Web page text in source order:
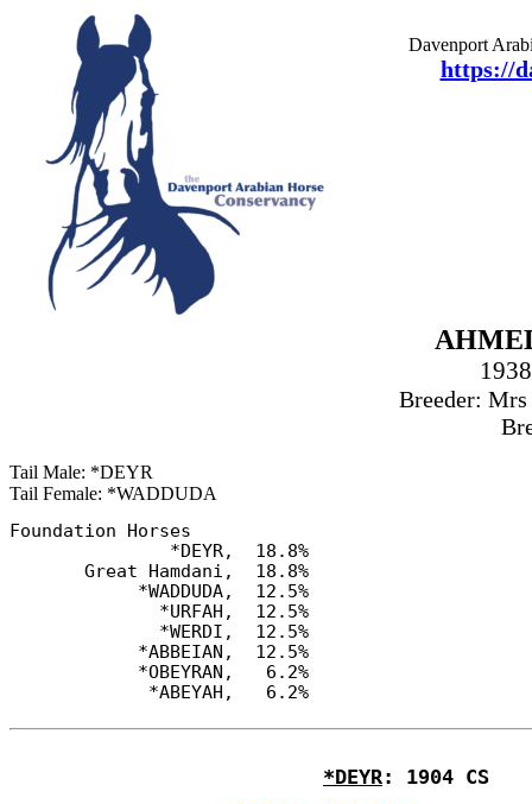
Davenport
https://
Breeder: Mrs
Tail Male: *DEYR
Tail Female: *WADDUDA
Foundation Horses
               *DEYR,  18.8%
       Great Hamdani,  18.8%
            *WADDUDA,  12.5%
              *URFAH,  12.5%
              *WERDI,  12.5%
            *ABBEIAN,  12.5%
            *OBEYRAN,   6.2%
*DEYR: 1904 CS